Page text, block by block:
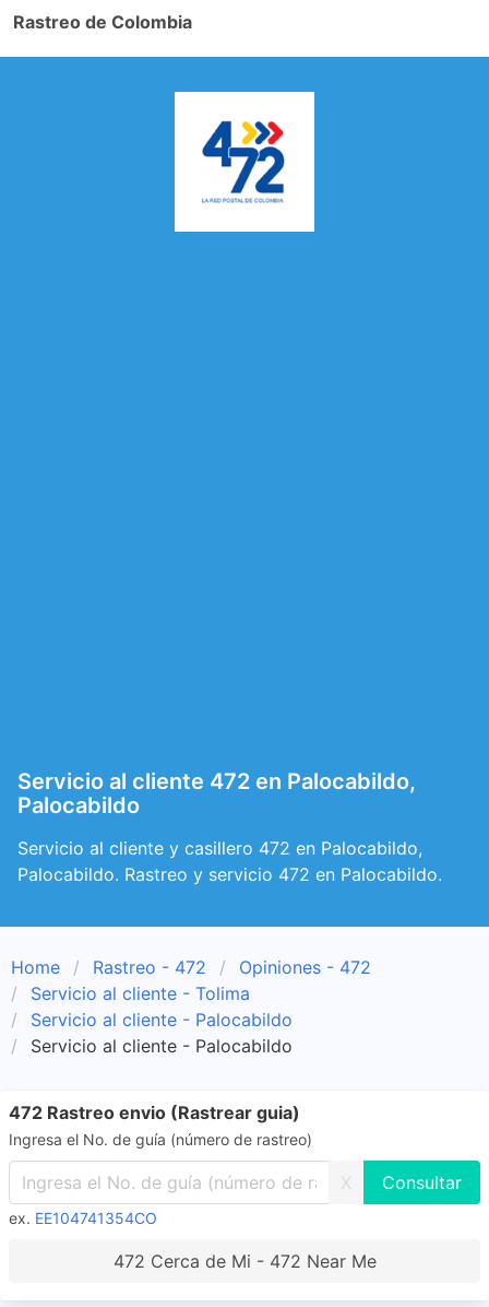
Rastreo de Colombia
Servicio al cliente 472 en Palocabildo,
Palocabildo
Servicio al cliente y casillero 472 en Palocabildo,
Palocabildo. Rastreo y servicio 472 en Palocabildo.
Home Rastreo - 472
Opiniones - 472
Servicio al cliente - Tolima
Servicio al cliente - Palocabildo
Servicio al cliente - Palocabildo
472 Rastreo envio (Rastrear guia)
Ingresa el No. de guía (número de rastreo)
X
ex. EE104741354CO
472 Cerca de Mi - 472 Near Me